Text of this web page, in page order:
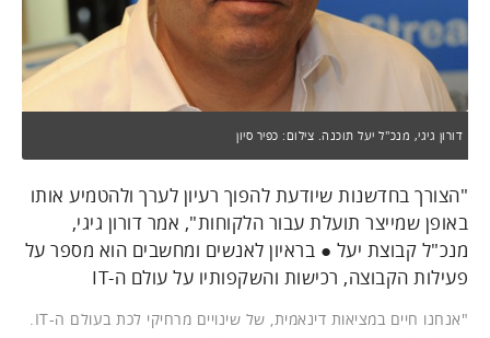
דורון גיגי, מנכ''ל יעל תוכנה. צילום: כפיר סיון
"הצורך בחדשנות שיודעת להפוך רעיון לערך ולהטמיע אותו
באופן שמייצר תועלת עבור הלקוחות", אמר דורון גיגי,
מנכ"ל קבוצת יעל ● בראיון לאנשים ומחשבים הוא מספר על
פעילות הקבוצה, רכישות והשקפותיו על עולם ה-IT